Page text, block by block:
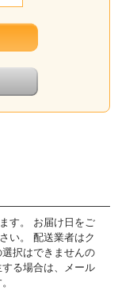
す。 お届け日をご
い。 配送業者はク
択はできませんの
る場合は、メール